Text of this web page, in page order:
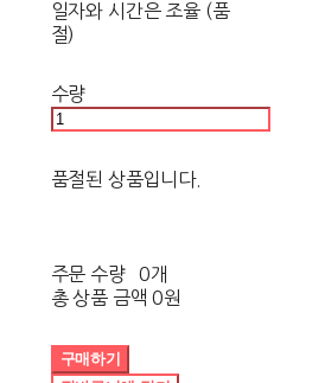
일자와 시간은 조율 (품
절)
수량
품절된 상품입니다.
주문 수량
0개
총 상품 금액 0원
구매하기